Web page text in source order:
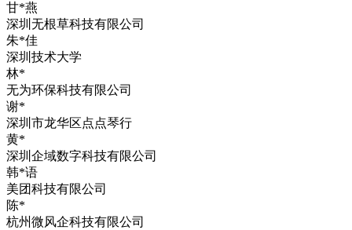
甘*燕
深圳无根草科技有限公司
朱*佳
深圳技术大学
林*
无为环保科技有限公司
谢*
深圳市龙华区点点琴行
黄*
深圳企域数字科技有限公司
韩*语
美团科技有限公司
陈*
杭州微风企科技有限公司